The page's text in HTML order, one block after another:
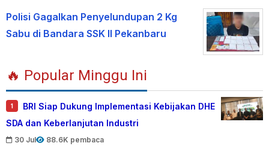
Polisi Gagalkan Penyelundupan 2 Kg
Sabu di Bandara SSK II Pekanbaru
🔥 Popular Minggu Ini
1
BRI Siap Dukung Implementasi Kebijakan DHE
SDA dan Keberlanjutan Industri
30 Jul 88.6K pembaca